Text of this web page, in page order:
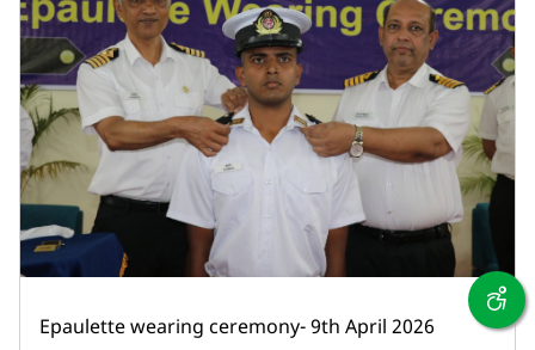
Epaulette wearing ceremony- 9th April 2026